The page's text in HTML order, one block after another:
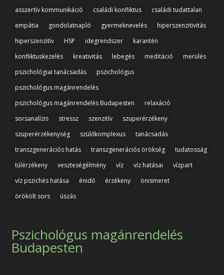
asszertív kommunikáció
családi konfliktus
családi tudattalan
empátia
gondolatnapló gyermeknevelés
hiperszenzitivitás
hiperszenzitív
HSP idegrendszer
karantén
konfliktuskezelés
kreativitás lebegés meditáció
merülés
pszichológiai tanácsadás
pszichológus
pszichológus magánrendelés
pszichológus magánrendelés Budapesten
relaxáció
sorsanalízis
stressz szenzitív
szuperérzékeny
szuperérzékenység
szülőkomplexus
tanácsadás
transzgenerációs hatás
transzgenerációs örökség
tudatosság
túlérzékeny
veszteségélmény víz víz hatásai
vízpart
víz pszichés hatása
énidő érzékeny
önismeret
örökölt sors
úszás
Pszichológus magánrendelés
Budapesten